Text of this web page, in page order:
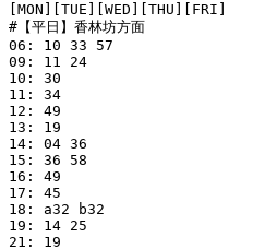
[MON][TUE][WED][THU][FRI]
#【平日】香林坊方面
06: 10 33 57
09: 11 24
10: 30
11: 34
12: 49
13: 19
14: 04 36
15: 36 58
16: 49
17: 45
18: a32 b32
19: 14 25
21: 19